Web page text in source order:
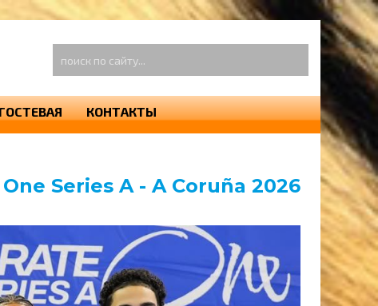
КОНТАКТЫ
Series A - A Coruña 2026